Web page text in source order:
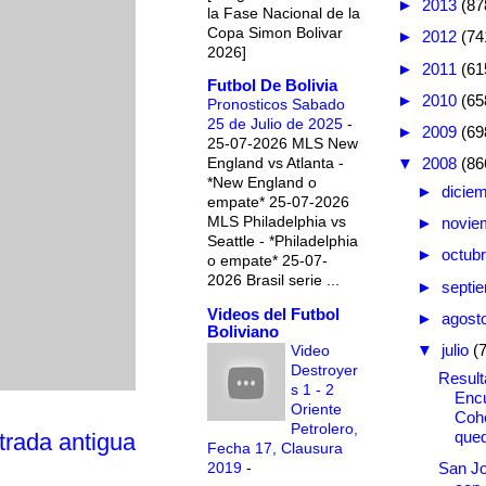
antigua
la Fase Nacional de la
Copa Simon Bolivar
2026]
Futbol De Bolivia
Pronosticos Sabado
25 de Julio de 2025 -
25-07-2026 MLS New
England vs Atlanta -
*New England o
empate* 25-07-2026
MLS Philadelphia vs
Seattle - *Philadelphia
o empate* 25-07-
2026 Brasil serie ...
Videos del Futbol
Boliviano
Video
Destroyer
s 1 - 2
Oriente
Petrolero,
Fecha 17, Clausura
2019 -
► 2013
► 2012
► 2011
► 2010
► 2009
▼ 2008
►
►
►
►
►
▼ julio
San